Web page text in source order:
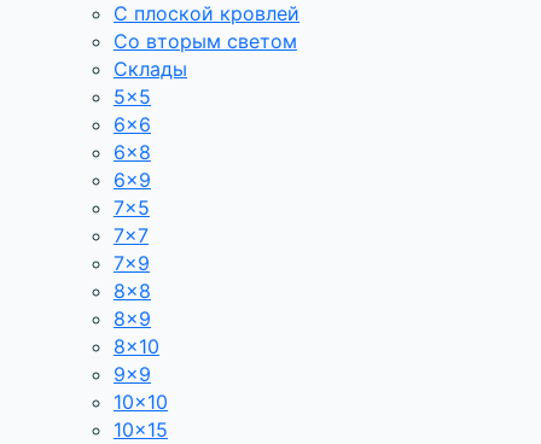
С плоской кровлей
Со вторым светом
Склады
5×5
6×6
6×8
6×9
7×5
7×7
7×9
8×8
8×9
8×10
9×9
10×10
10×15